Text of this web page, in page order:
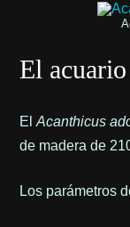
El acuario
ElAcanthicus
de madera de
Los parámetros